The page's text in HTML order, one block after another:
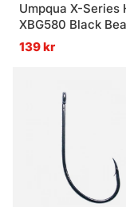
Umpqua X-Series
XBG580 Black
139 kr